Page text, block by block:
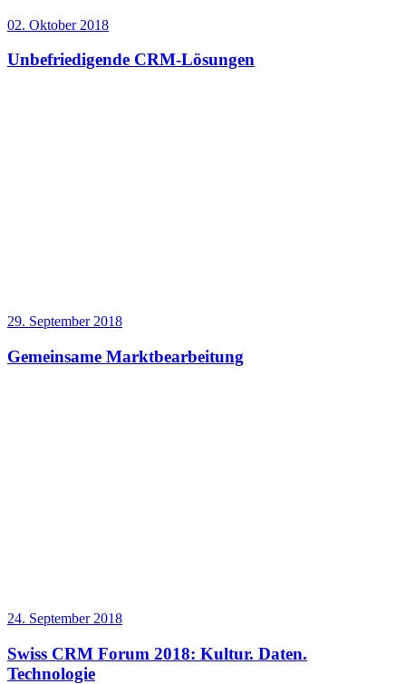
02. Oktober 2018
Unbefriedigende CRM-Lösungen
29. September 2018
Gemeinsame Marktbearbeitung
24. September 2018
Swiss CRM Forum 2018: Kultur. Daten.
Technologie